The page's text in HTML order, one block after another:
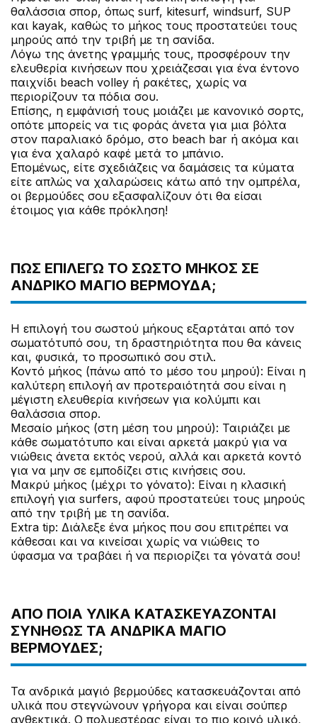
θαλάσσια σπορ, όπως surf, kitesurf, windsurf, SUP
και kayak, καθώς το μήκος τους προστατεύει τους
μηρούς από την τριβή με τη σανίδα.
Λόγω της άνετης γραμμής τους, προσφέρουν την
ελευθερία κινήσεων που χρειάζεσαι για ένα έντονο
παιχνίδι beach volley ή ρακέτες, χωρίς να
περιορίζουν τα πόδια σου.
Επίσης, η εμφάνισή τους μοιάζει με κανονικό σορτς,
οπότε μπορείς να τις φοράς άνετα για μια βόλτα
στον παραλιακό δρόμο, στο beach bar ή ακόμα και
για ένα χαλαρό καφέ μετά το μπάνιο.
Επομένως, είτε σχεδιάζεις να δαμάσεις τα κύματα
είτε απλώς να χαλαρώσεις κάτω από την ομπρέλα,
οι βερμούδες σου εξασφαλίζουν ότι θα είσαι
έτοιμος για κάθε πρόκληση!
ΠΏΣ ΕΠΙΛΈΓΩ ΤΟ ΣΩΣΤΌ ΜΉΚΟΣ ΣΕ
ΑΝΔΡΙΚΌ ΜΑΓΙΌ ΒΕΡΜΟΎΔΑ;
Η επιλογή του σωστού μήκους εξαρτάται από τον
σωματότυπό σου, τη δραστηριότητα που θα κάνεις
και, φυσικά, το προσωπικό σου στιλ.
Κοντό μήκος (πάνω από το μέσο του μηρού): Είναι η
καλύτερη επιλογή αν προτεραιότητά σου είναι η
μέγιστη ελευθερία κινήσεων για κολύμπι και
θαλάσσια σπορ.
Μεσαίο μήκος (στη μέση του μηρού): Ταιριάζει με
κάθε σωματότυπο και είναι αρκετά μακρύ για να
νιώθεις άνετα εκτός νερού, αλλά και αρκετά κοντό
για να μην σε εμποδίζει στις κινήσεις σου.
Μακρύ μήκος (μέχρι το γόνατο): Είναι η κλασική
επιλογή για surfers, αφού προστατεύει τους μηρούς
από την τριβή με τη σανίδα.
Extra tip: Διάλεξε ένα μήκος που σου επιτρέπει να
κάθεσαι και να κινείσαι χωρίς να νιώθεις το
ύφασμα να τραβάει ή να περιορίζει τα γόνατά σου!
ΑΠΌ ΠΟΙΑ ΥΛΙΚΆ ΚΑΤΑΣΚΕΥΆΖΟΝΤΑΙ
ΣΥΝΉΘΩΣ ΤΑ ΑΝΔΡΙΚΆ ΜΑΓΙΌ
ΒΕΡΜΟΎΔΕΣ;
Τα ανδρικά μαγιό βερμούδες κατασκευάζονται από
υλικά που στεγνώνουν γρήγορα και είναι σούπερ
ανθεκτικά. Ο πολυεστέρας είναι το πιο κοινό υλικό,